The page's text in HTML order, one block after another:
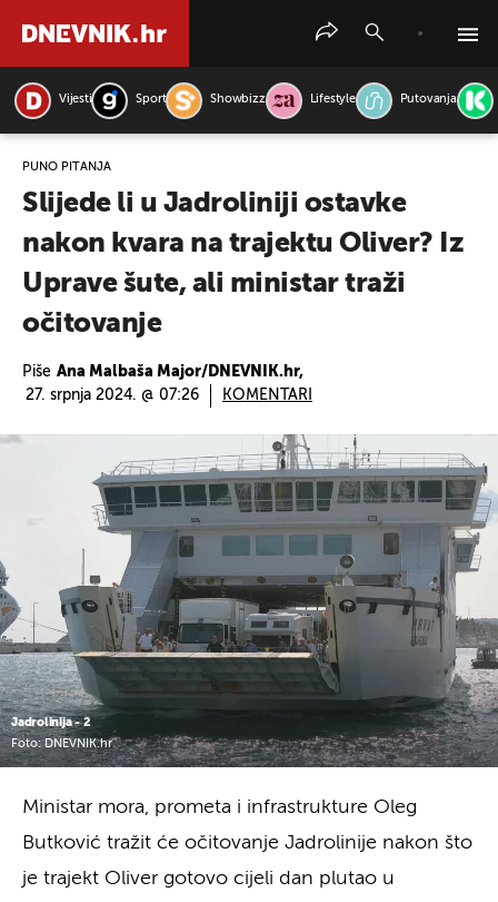
Vijesti Sport Showbizz Lifestyle Putovanja
PUNO PITANJA
Slijede li u Jadroliniji ostavke
nakon kvara na trajektu Oliver? Iz
Uprave šute, ali ministar traži
očitovanje
Piše Ana Malbaša Major/DNEVNIK.hr,
27. srpnja 2024. @ 07:26
KOMENTARI
Jadrolinija - 2
Foto: DNEVNIK.hr
Ministar mora, prometa i infrastrukture Oleg
Butković tražit će očitovanje Jadrolinije nakon što
je trajekt Oliver gotovo cijeli dan plutao u
PRETRAŽITE VIJESTI